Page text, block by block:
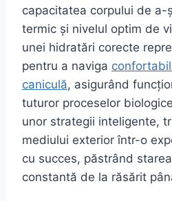
capacitatea corpului de a-
termic și nivelul optim de
unei hidratări corecte
pentru a naviga
caniculă, asigurând
tuturor proceselor
unor strategii inteligente,
mediului exterior într-o
cu succes, păstrând
constantă de la răsărit